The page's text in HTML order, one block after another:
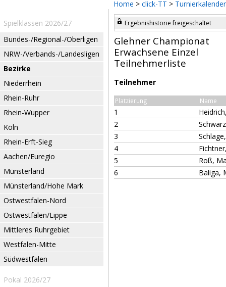
Home > click-TT > Turnierkalender
Spielklassen 2026/27
Bundes-/Regional-/Oberligen
NRW-/Verbands-/Landesligen
Bezirke
Niederrhein
Rhein-Ruhr
Rhein-Wupper
Köln
Rhein-Erft-Sieg
Aachen/Euregio
Münsterland
Münsterland/Hohe Mark
Ostwestfalen-Nord
Ostwestfalen/Lippe
Mittleres Ruhrgebiet
Westfalen-Mitte
Südwestfalen
Pokal 2026/27
Ergebnishistorie freigeschaltet
Glehner Championat
Erwachsene Einzel
Teilnehmerliste
Teilnehmer
Platzierung Name
1
2
3
4
5
Roß,
6
Baliga,